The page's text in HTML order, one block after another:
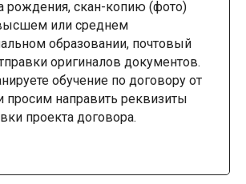
рождения, скан-копию (фото)
или среднем
образовании, почтовый
оригиналов документов.
обучение по договору от
просим направить реквизиты
проекта договора.